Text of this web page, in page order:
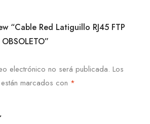
“Cable Red Latiguillo RJ45 FTP
electrónico no será publicada. Los
marcados con *